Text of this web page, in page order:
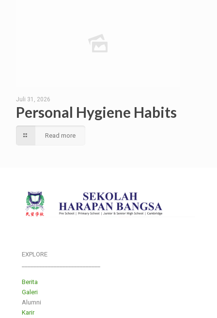
Juli 31, 2026
Personal Hygiene Habits
Read more
EXPLORE
Berita
Galeri
Alumni
Karir